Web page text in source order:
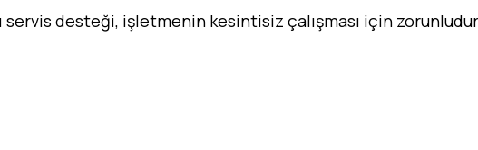
servis desteği, işletmenin kesintisiz çalışması için